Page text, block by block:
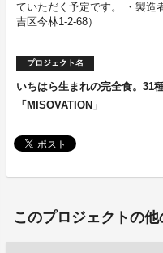
ていただく予定です。 ・製造
吉区今林1-2-68）
プロジェクト名
いちはら生まれの完全食。31
「MISOVATION」
このプロジェクトの他